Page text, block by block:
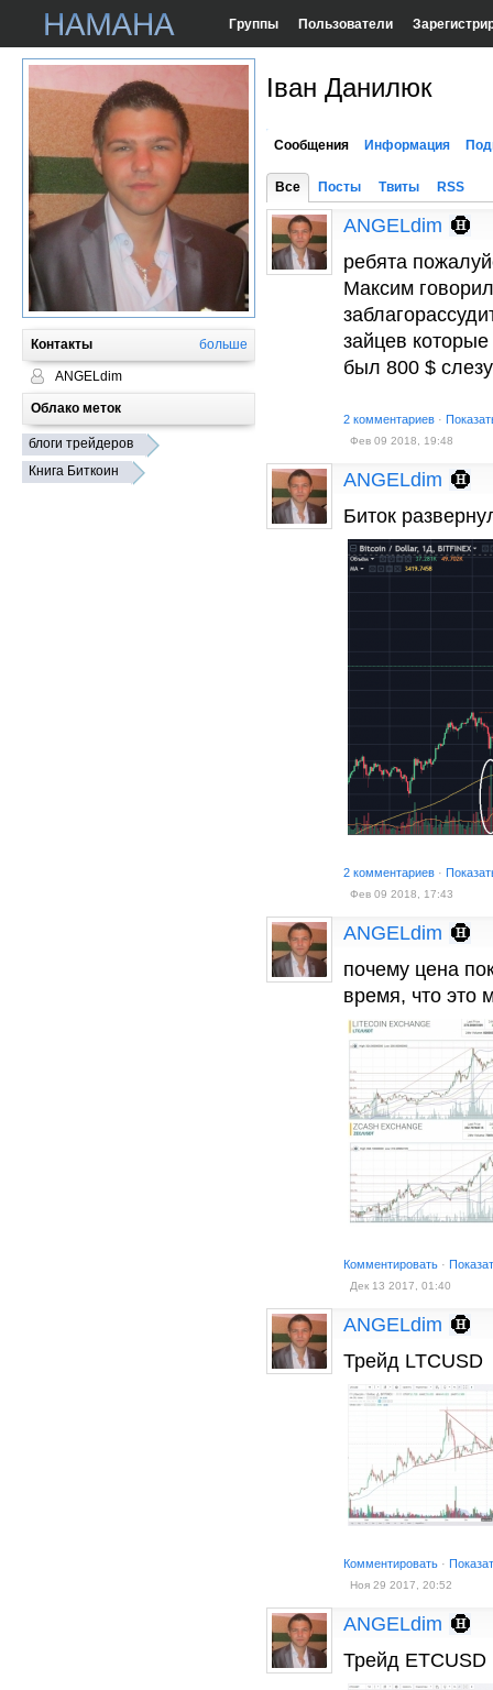
Группы Пользователи
Контакты больше
ANGELdim
Облако меток
блоги трейдеров
Книга Биткоин
Іван Данилюк
Сообщения Информация
Все Посты Твиты RSS
ANGELdim
ребята
Максим
зайцев
был 800 $
2 комментариев ·
Фев 09 2018, 19:48
ANGELdim
Биток
2 комментариев ·
Фев 09 2018, 17:43
ANGELdim
почему цена
время, что это
Комментировать ·
Дек 13 2017, 01:40
ANGELdim
Трейд LTCUSD
Комментировать ·
Ноя 29 2017, 20:52
ANGELdim
Трейд ETCUSD